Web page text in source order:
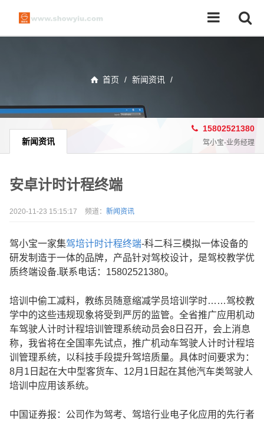
首页 / 新闻资讯 /
新闻资讯
15802521380
驾小宝-业务经理
安卓计时计程终端
2020-11-23 15:15:17 频道： 新闻资讯
驾小宝一家集驾培计时计程终端-科二科三模拟一体设备的
研发制造于一体的品牌，产品针对驾校设计，是驾校教学优
质终端设备.联系电话：15802521380。
培训中偷工减料，教练员随意缩减学员培训学时……驾校教
学中的这些违规现象将受到严厉的监管。全省推广应用机动
车驾驶人计时计程培训管理系统动员会8日召开，会上消息
称，我省将在全国率先试点，推广机动车驾驶人计时计程培
训管理系统，以科技手段提升驾培质量。具体时间要求为：
8月1日起在大中型客货车、12月1日起在其他汽车类驾驶人
培训中应用该系统。
中国证券报：公司作为驾考、驾培行业电子化应用的先行者